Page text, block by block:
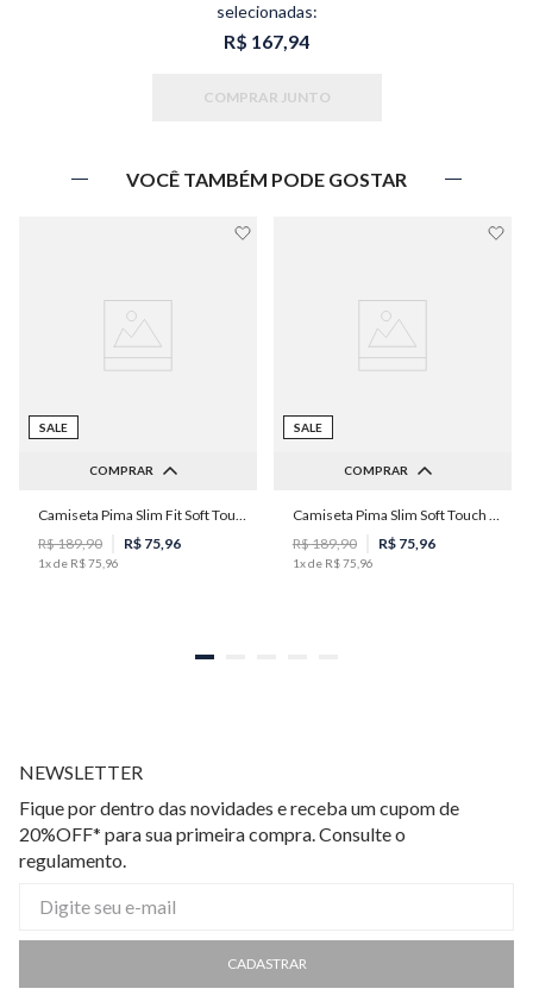
selecionadas:
R$ 167,94
COMPRAR JUNTO
VOCÊ TAMBÉM PODE GOSTAR
SALE
COMPRAR
P
Camiseta Pima Slim Fit Soft Touch Masculina Individual
R$189,90 R$ 75,96
1x de R$75 96
SALE
COMPRAR
P
Camiseta Pima Slim Soft Touch Masculina Individual
R$189,90 R$ 75,96
1x de R$75 96
NEWSLETTER
Fique por dentro das novidades e receba um cupom de
20%OFF* para sua primeira compra. Consulte o
regulamento.
CADASTRAR